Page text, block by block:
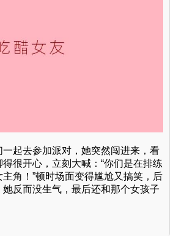
起去参加派对，她突然闯进来，看
很开心，立刻大喊：“你们是在排练
角！”顿时场面变得尴尬又搞笑，后
反而没生气，最后还和那个女孩子